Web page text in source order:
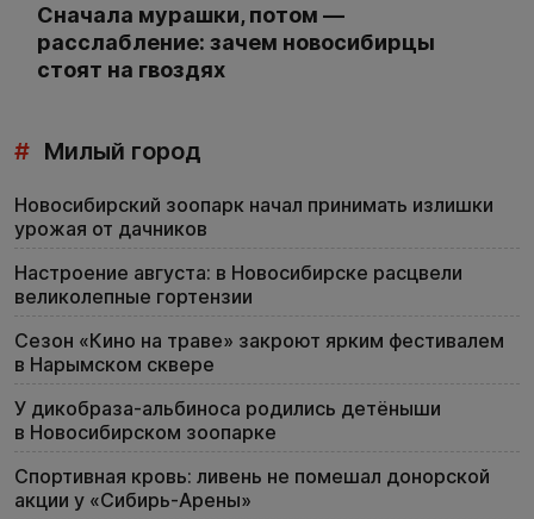
Сначала мурашки, потом —
расслабление: зачем новосибирцы
стоят на гвоздях
# Милый город
Новосибирский зоопарк начал принимать излишки
урожая от дачников
Настроение августа: в Новосибирске расцвели
великолепные гортензии
Сезон «Кино на траве» закроют ярким фестивалем
в Нарымском сквере
У дикобраза-альбиноса родились детёныши
в Новосибирском зоопарке
Спортивная кровь: ливень не помешал донорской
акции у «Сибирь-Арены»